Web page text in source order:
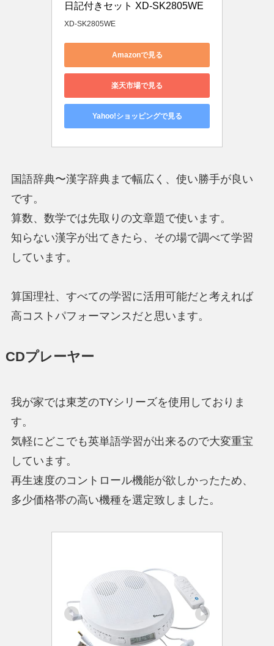
日記付きセット XD-SK2805WE
XD-SK2805WE
Amazonで見る
楽天市場で見る
Yahoo!ショッピングで見る
国語辞典〜漢字辞典まで幅広く、使い勝手が良い
です。
算数、数学では先取りの文章題で使います。
知らない漢字が出てきたら、その場で調べて学習
しています。
算国理社、すべての学習に活用可能だと考えれば
高コストパフォーマンスだと思います。
CDプレーヤー
我が家では東芝のTYシリーズを使用しておりま
す。
気軽にどこでも英単語学習が出来るので大変重宝
しています。
再生速度のコントロール機能が欲しかったため、
多少価格帯の高い機種を選定致しました。